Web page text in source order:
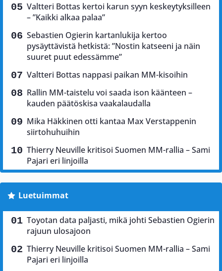
Valtteri Bottas kertoi karun syyn keskeytyksilleen
– ”Kaikki alkaa palaa”
Sebastien Ogierin kartanlukija kertoo
pysäyttävistä hetkistä: ”Nostin katseeni ja näin
suuret puut edessämme”
Valtteri Bottas nappasi paikan MM-kisoihin
Rallin MM-taistelu voi saada ison käänteen –
kauden päätöskisa vaakalaudalla
Mika Häkkinen otti kantaa Max Verstappenin
siirtohuhuihin
Thierry Neuville kritisoi Suomen MM-rallia – Sami
Pajari eri linjoilla
Luetuimmat
Toyotan data paljasti, mikä johti Sebastien Ogierin
rajuun ulosajoon
Thierry Neuville kritisoi Suomen MM-rallia – Sami
Pajari eri linjoilla